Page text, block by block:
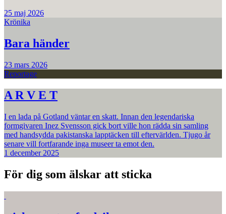
25 maj 2026
Krönika
Bara händer
23 mars 2026
Reportage
A R V E T
I en lada på Gotland väntar en skatt. Innan den legendariska
formgivaren Inez Svensson gick bort ville hon rädda sin samling
med handsydda pakistanska lapptäcken till eftervärlden. Tjugo år
senare vill fortfarande inga museer ta emot den.
1 december 2025
För dig som älskar att sticka